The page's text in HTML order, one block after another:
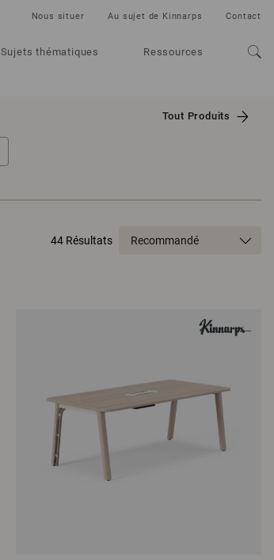
Sujets thématiques Ressources
Nous situer Au sujet de Kinnarps Contact
Tout Produits
44 Résultats Recommandé